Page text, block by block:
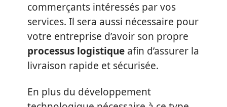
commerçants intéressés par vos
services. Il sera aussi nécessaire pour
votre entreprise d’avoir son propre
processus logistique afin d’assurer la
livraison rapide et sécurisée.
En plus du développement